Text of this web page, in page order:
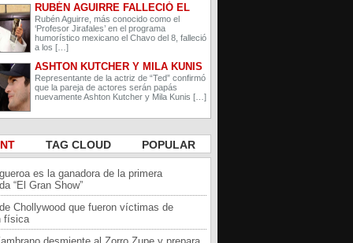
RUBÉN AGUIRRE FALLECIÓ EL
PROFESOR JIRAFALES DE EL
CHAVO DEL 8
Rubén Aguirre, más conocido como el
‘Profesor Jirafales’ en el programa
humorístico mexicano el Chavo del 8, falleció
a los […]
ASHTON KUTCHER Y MILA KUNIS
ESPERAN A SU SEGUNDO HIJO
Representante de la actriz de “Ted” confirmó
que la pareja de actores serán papás
nuevamente Ashton Kutcher y Mila Kunis […]
TAG CLOUD POPULAR
es la ganadora de la primera
“El Gran Show”
Chollywood que fueron víctimas de
física